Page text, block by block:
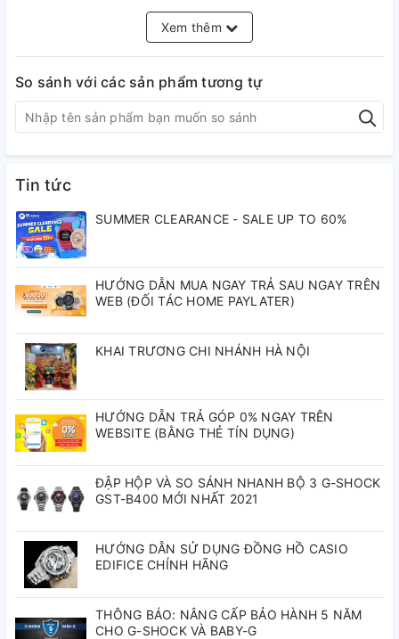
GIỚI TÍNH: Nữ
THƯƠNG HIỆU: Nhật Bản
KIỂU ĐỒNG HỒ: Thời trang
VỎ & DÂY
VỎ: Thép không gỉ
LOẠI DÂY: Dây da
ĐƯỜNG KÍNH: 30 mm
TÍNH NĂNG
ĐỘ CHỊU NƯỚC: 3 ATM
Xem thêm
So sánh với các sản phẩm tương tự
Tin tức
SUMMER CLEARANCE - SALE UP TO 60%
HƯỚNG DẪN MUA NGAY TRẢ SAU NGAY TRÊN
WEB (ĐỐI TÁC HOME PAYLATER)
KHAI TRƯƠNG CHI NHÁNH HÀ NỘI
HƯỚNG DẪN TRẢ GÓP 0% NGAY TRÊN
WEBSITE (BẰNG THẺ TÍN DỤNG)
ĐẬP HỘP VÀ SO SÁNH NHANH BỘ 3 G-SHOCK
GST-B400 MỚI NHẤT 2021
HƯỚNG DẪN SỬ DỤNG ĐỒNG HỒ CASIO
EDIFICE CHÍNH HÃNG
THÔNG BÁO: NÂNG CẤP BẢO HÀNH 5 NĂM
CHO G-SHOCK VÀ BABY-G